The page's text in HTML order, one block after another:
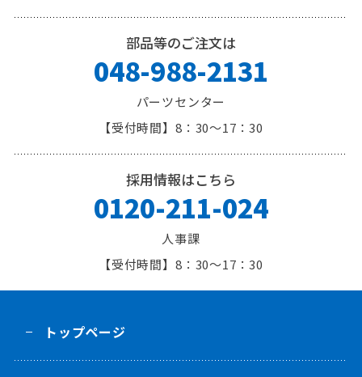
部品等のご注文は
048-988-2131
パーツセンター
8：30～17：30
採用情報はこちら
0120-211-024
人事課
8：30～17：30
トップページ